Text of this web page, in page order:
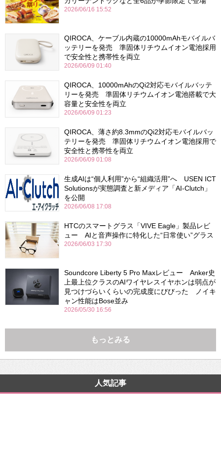
2026/06/16 15:52
QIROCA、ケーブル内蔵の10000mAhモバイルバ
ッテリーを発売 準固体リチウムイオン電池採用
で安全性と携帯性を両立
2026/06/09 01:40
QIROCA、10000mAhのQi2対応モバイルバッテ
リーを発売 準固体リチウムイオン電池搭載で大
容量と安全性を両立
2026/06/09 01:23
QIROCA、薄さ約8.3mmのQi2対応モバイルバッ
テリーを発売 準固体リチウムイオン電池採用で
安全性と携帯性を両立
2026/06/09 01:08
生成AIは“個人利用”から“組織活用”へ USEN ICT
Solutionsが実態調査と新メディア「AI-Clutch」
を公開
2026/06/08 17:08
HTCのスマートグラス「VIVE Eagle」製品レビ
ュー AIと音声操作に特化した“日常使い”グラス
2026/06/03 17:30
Soundcore Liberty 5 Pro Maxレビュー Anker史
上最上位クラスのAIワイヤレスイヤホンは弱点が
見つけづらいくらいの完成度にびびった ノイキ
ャン性能はBose並み
2026/05/30 16:56
もっとみる
人気記事